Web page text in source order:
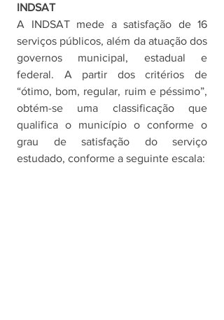
INDSAT
A INDSAT mede a satisfação de 16
serviços públicos, além da atuação dos
governos municipal, estadual e
federal. A partir dos critérios de
“ótimo, bom, regular, ruim e péssimo”,
obtém-se uma classificação que
qualifica o município o conforme o
grau de satisfação do serviço
estudado, conforme a seguinte escala: